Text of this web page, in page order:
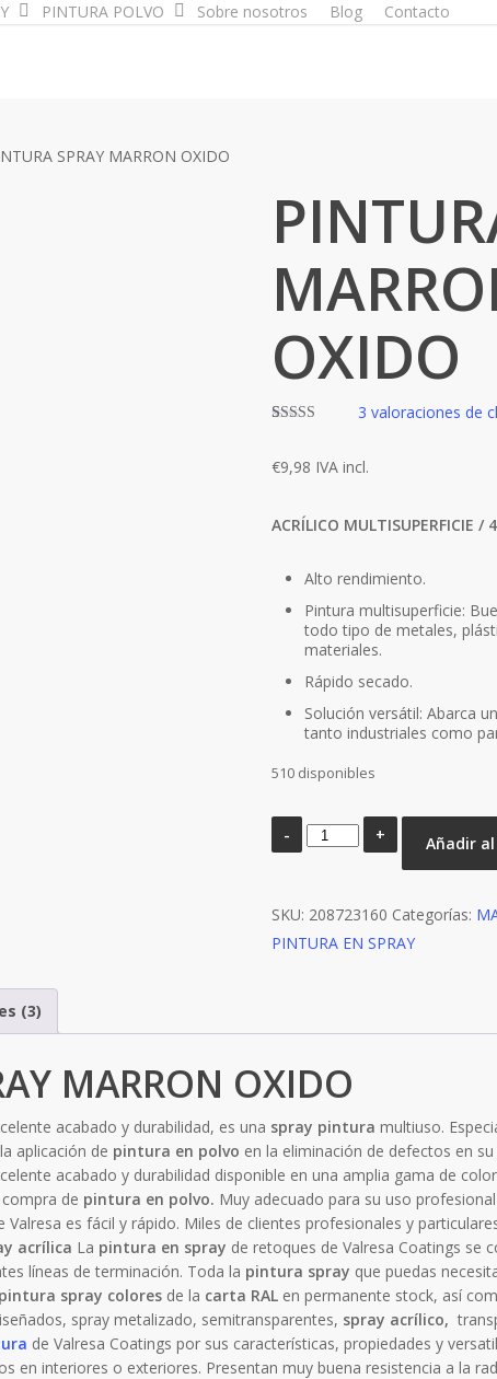
PINTURA POLVO Sobre nosotros Blog Contacto
SPRAY MARRON OXIDO
OXIDO
base a
3 valoraciones de
€9,98 IVA incl.
ACRÍLICO MULTISUPERFICIE /
Alto rendimiento.
Pintura multisuperficie:
todo tipo de metales,
materiales.
Rápido secado.
Solución versátil: Abarca
tanto industriales como
510 disponibles
PINTURA
OXIDO
cantidad
Añadir
SKU: 208723160 Categorías:
PINTURA EN SPRAY
(3)
MARRON OXIDO
acabado y durabilidad, es una spray pintura multiuso.
aplicación de pintura en polvo en la eliminación de defectos en
acabado y durabilidad disponible en una amplia gama de
de pintura en polvo. Muy adecuado para su uso
Valresa es fácil y rápido. Miles de clientes profesionales y
acrílica La pintura en spray de retoques de Valresa Coatings se
líneas de terminación. Toda la pintura spray que puedas
pintura spray colores de la carta RAL en permanente stock, así
spray metalizado, semitransparentes, spray acrílico,
de Valresa Coatings por sus características, propiedades y
en interiores o exteriores. Presentan muy buena resistencia a la